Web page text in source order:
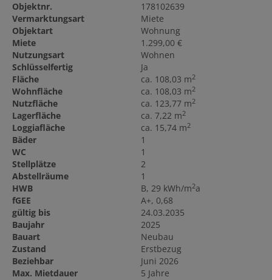
Objektnr.
178102639
Vermarktungsart
Miete
Objektart
Wohnung
Miete
1.299,00 €
Nutzungsart
Wohnen
Schlüsselfertig
Ja
Fläche
ca. 108,03 m2
Wohnfläche ca. 108,03 m2
Nutzfläche ca. 123,77 m2
Lagerfläche ca. 7,22 m2
Loggiafläche ca. 15,74 m2
Bäder
1
WC
1
Stellplätze
2
Abstellräume
1
HWB
B, 29 kWh/m2a
fGEE
A+, 0,68
gültig bis
24.03.2035
Baujahr
2025
Bauart
Neubau
Zustand
Erstbezug
Beziehbar
Juni 2026
Max. Mietdauer
5 Jahre